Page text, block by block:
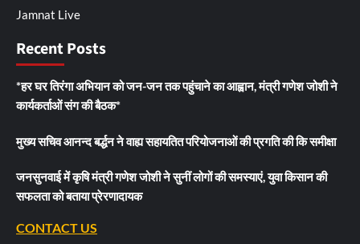
Jamnat Live
Recent Posts
*हर घर तिरंगा अभियान को जन-जन तक पहुंचाने का आह्वान, मंत्री गणेश जोशी ने
कार्यकर्ताओं संग की बैठक*
मुख्य सचिव आनन्द बर्द्धन ने वाह्य सहायतित परियोजनाओं की प्रगति की कि समीक्षा
जनसुनवाई में कृषि मंत्री गणेश जोशी ने सुनीं लोगों की समस्याएं, युवा किसान की
सफलता को बताया प्रेरणादायक
CONTACT US